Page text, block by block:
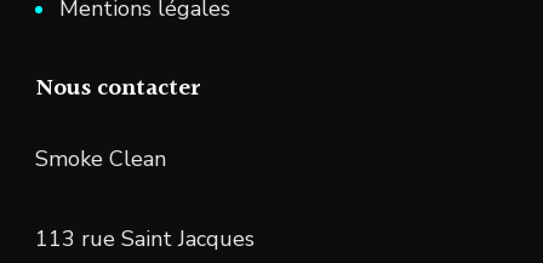
Mentions légales
Nous contacter
Smoke Clean
113 rue Saint Jacques